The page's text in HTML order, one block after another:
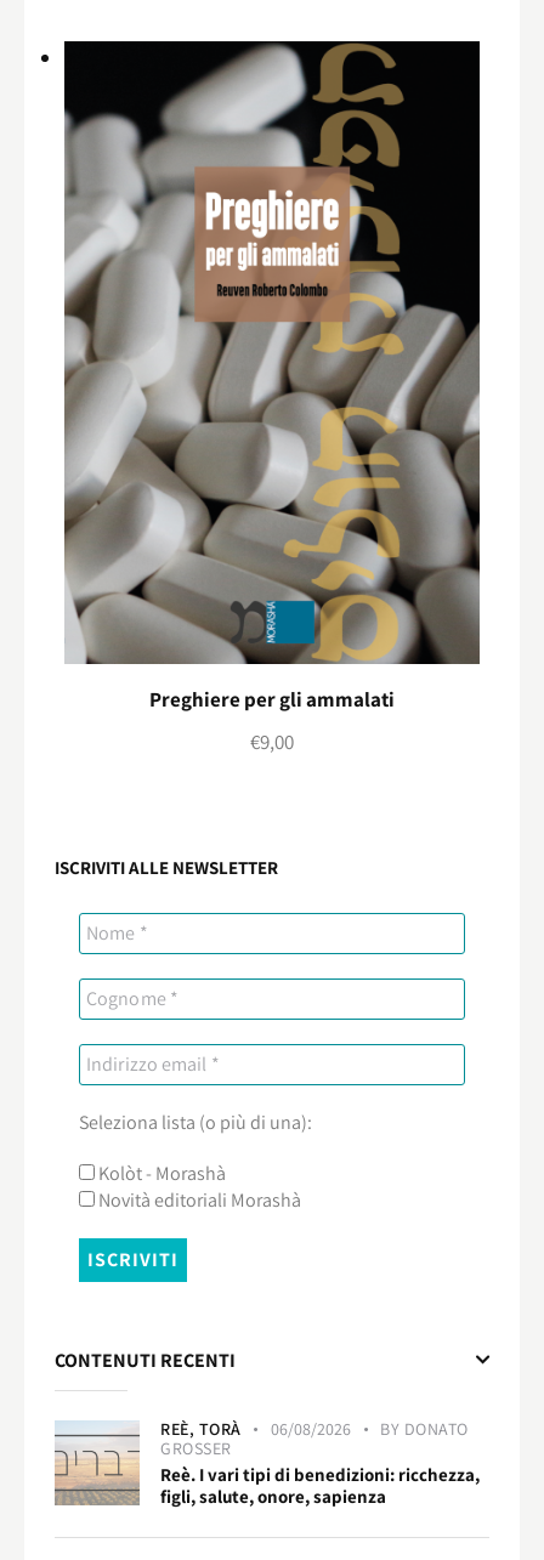
Preghiere per gli ammalati
€9,00
ISCRIVITI ALLE NEWSLETTER
Seleziona lista (o più di una):
Kolòt - Morashà
Novità editoriali Morashà
CONTENUTI RECENTI
REÈ, TORÀ 06/08/2026 BY DONATO
GROSSER
Reè. I vari tipi di benedizioni: ricchezza,
figli, salute, onore, sapienza